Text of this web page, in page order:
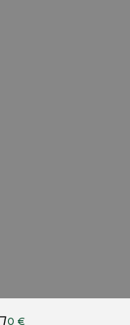
0 €